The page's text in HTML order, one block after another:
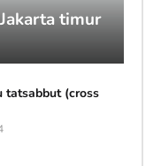
timur
tatsabbut (cross